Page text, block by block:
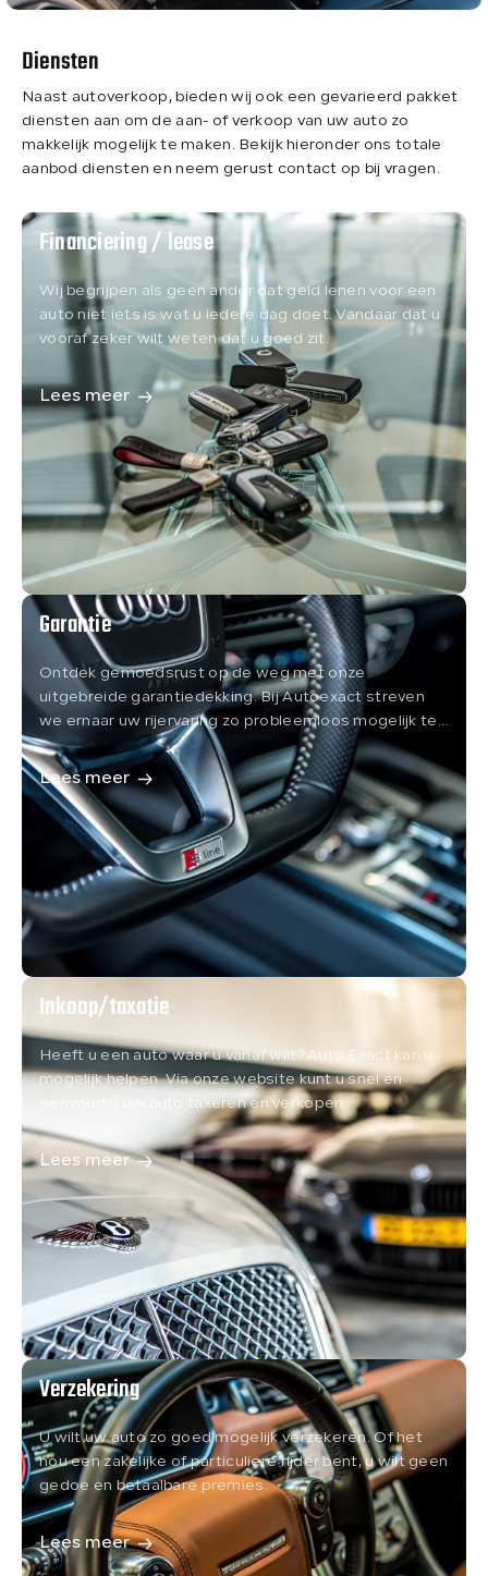
Over ons
Contact
Diensten
Naast autoverkoop, bieden wij ook een gevarieerd pakket
diensten aan om de aan- of verkoop van uw auto zo
makkelijk mogelijk te maken. Bekijk hieronder ons totale
aanbod diensten en neem gerust contact op bij vragen.
Financiering / lease
Wij begrijpen als geen ander dat geld lenen voor een
auto niet iets is wat u iedere dag doet. Vandaar dat u
vooraf zeker wilt weten dat u goed zit.
Lees meer
Garantie
Ontdek gemoedsrust op de weg met onze
uitgebreide garantiedekking. Bij Autoexact streven
we ernaar uw rijervaring zo probleemloos mogelijk te
maken.
Lees meer
Inkoop/taxatie
Heeft u een auto waar u vanaf wilt? Auto Exact kan u
mogelijk helpen. Via onze website kunt u snel en
eenvoudig uw auto taxeren en verkopen.
Lees meer
Verzekering
U wilt uw auto zo goed mogelijk verzekeren. Of het
nou een zakelijke of particuliere rijder bent, u wilt geen
gedoe en betaalbare premies.
Lees meer